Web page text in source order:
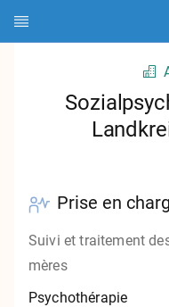
À propos de HEDI
Recherche d'articles
Chercher des contacts
Prise en
Suivi et traitement
mères
Psychothérapie